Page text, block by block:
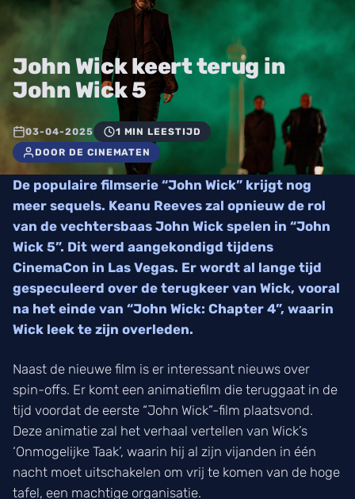
John Wick keert terug in
John Wick 5
03-04-2025
1 MIN LEESTIJD
DOOR DE CINEMATEN
De populaire filmserie “John Wick” krijgt nog
meer sequels. Keanu Reeves zal opnieuw de rol
van de vechtersbaas John Wick spelen in “John
Wick 5”. Dit werd aangekondigd tijdens
CinemaCon in Las Vegas. Er wordt al lange tijd
gespeculeerd over de terugkeer van Wick, vooral
na het einde van “John Wick: Chapter 4”, waarin
Wick leek te zijn overleden.
Naast de nieuwe film is er interessant nieuws over
spin-offs. Er komt een animatiefilm die teruggaat in de
tijd voordat de eerste “John Wick”-film plaatsvond.
Deze animatie zal het verhaal vertellen van Wick’s
‘Onmogelijke Taak’, waarin hij al zijn vijanden in één
nacht moet uitschakelen om vrij te komen van de hoge
tafel, een machtige organisatie.